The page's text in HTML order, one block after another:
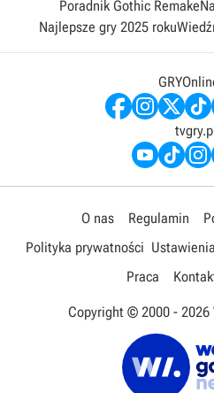
Poradnik Gothic Remake
Najlepsze gry 2025 roku
O nas Regulamin
Polityka prywatności
Praca
Copyright © 2000 - 2026